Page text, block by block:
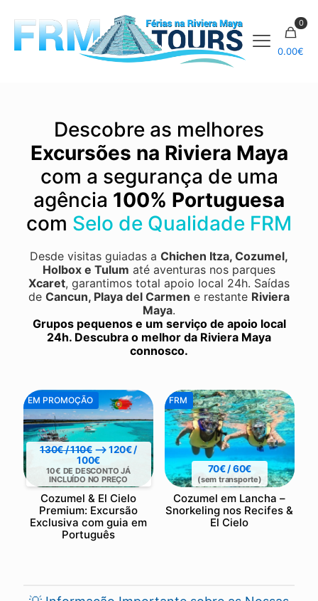
0
0.00€
Descobre as melhores
Excursões na Riviera Maya
com a segurança de uma
agência 100% Portuguesa
com Selo de Qualidade FRM
Desde visitas guiadas a Chichen Itza, Cozumel,
Holbox e Tulum até aventuras nos parques
Xcaret, garantimos total apoio local 24h. Saídas
de Cancun, Playa del Carmen e restante Riviera
Maya.
Grupos pequenos e um serviço de apoio local
24h. Descubra o melhor da Riviera Maya
connosco.
EM PROMOÇÃO
130€ / 110€⟶ 120€ /
100€
10€ DE DESCONTO JÁ
INCLUÍDO NO PREÇO
Cozumel & El Cielo
Premium: Excursão
Exclusiva com guia em
Português
FRM
70€ / 60€
(sem transporte)
Cozumel em Lancha –
Snorkeling nos Recifes &
El Cielo